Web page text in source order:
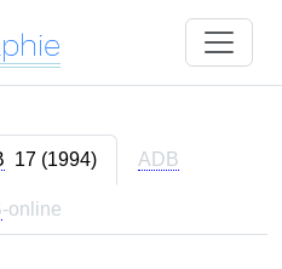
17 (1994) ADB
-online